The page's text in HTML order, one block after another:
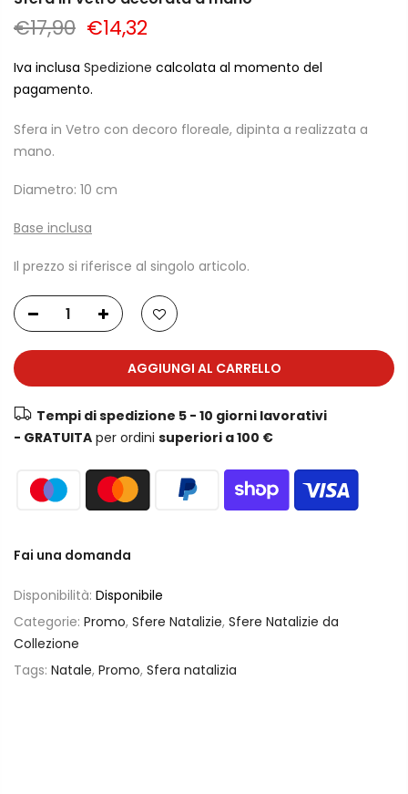
€17,90 €14,32
Iva inclusa Spedizione calcolata al momento del
pagamento.
Sfera in Vetro con decoro floreale, dipinta a realizzata a
mano.
Diametro: 10 cm
Base inclusa
Il prezzo si riferisce al singolo articolo.
AGGIUNGI AL CARRELLO
Tempi di spedizione 5 - 10 giorni lavorativi
- GRATUITA per ordini superiori a 100 €
Fai una domanda
Disponibilità: Disponibile
Categorie: Promo, Sfere Natalizie, Sfere Natalizie da
Collezione
Tags: Natale, Promo, Sfera natalizia